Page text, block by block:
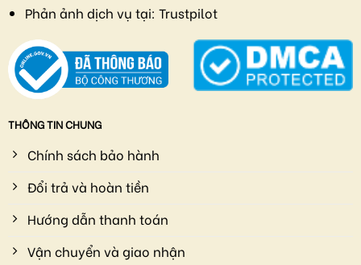
Phản ảnh dịch vụ tại: Trustpilot
THÔNG TIN CHUNG
Chính sách bảo hành
Đổi trả và hoàn tiền
Hướng dẫn thanh toán
Vận chuyển và giao nhận